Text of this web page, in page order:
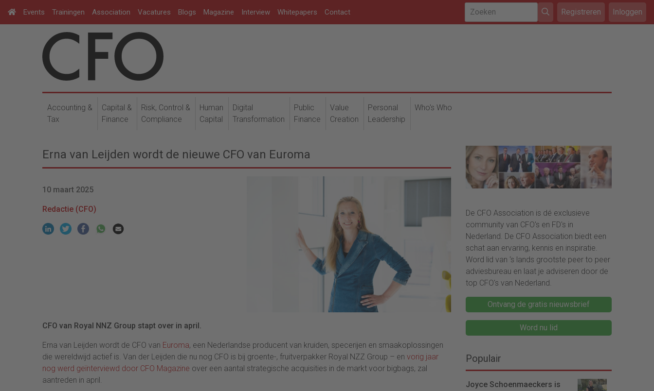
Events Trainingen Association Vacatures Blogs Magazine Interview Whitepapers Contact Registreren Inloggen
Accounting &
Tax
Capital &
Finance
Risk, Control &
Compliance
Human
Capital
Digital
Transformation
Public
Finance
Value
Creation
Personal
Leadership
Who's Who
Erna van Leijden wordt de nieuwe CFO van Euroma
10 maart 2025
Redactie (CFO)
CFO van Royal NNZ Group stapt over in april.
Erna van Leijden wordt de CFO van Euroma, een Nederlandse producent van kruiden, specerijen en smaakoplossingen
die wereldwijd actief is. Van der Leijden die nu nog CFO is bij groente-, fruitverpakker Royal NZZ Group – en vorig jaar
nog werd geïnterviewd door CFO Magazine over een aantal strategische acquisities in de markt voor bigbags, zal
aantreden in april.
De CFO Association is dé exclusieve
community van CFO's en FD's in
Nederland. De CFO Association biedt een
schat aan ervaring, kennis en inspiratie.
Word lid van ‘s lands grootste peer to peer
adviesbureau en laat je adviseren door de
top CFO's van Nederland.
Ontvang de gratis nieuwsbrief
Word nu lid
Populair
Joyce Schoenmaeckers is